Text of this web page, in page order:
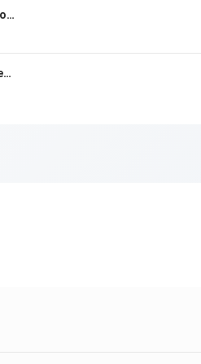
Trump sagt den Ukrainekrieg ab - Europa kann Frieden mit Russland nicht brauchen
Demokratie - Die perfekte Form bürgerlicher Herrschaft